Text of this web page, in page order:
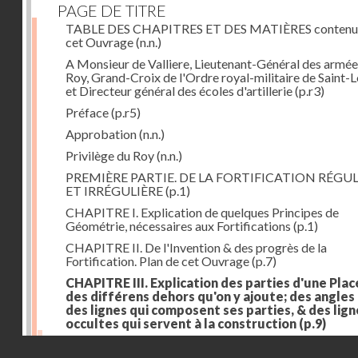
PAGE DE TITRE
TABLE DES CHAPITRES ET DES MATIÈRES
cet Ouvrage(n.n.)
A Monsieur de Valliere, Lieutenant-Général des
Roy, Grand-Croix de l'Ordre royal-militaire de Saint-
et Directeur général des écoles d'artillerie(p.r3)
Préface(p.r5)
Approbation(n.n.)
Privilège du Roy(n.n.)
PREMIÈRE PARTIE. DE LA FORTIFICATION
ET IRRÉGULIÈRE(p.1)
CHAPITRE I. Explication de quelques Principes de
Géométrie, nécessaires aux Fortifications (p.1)
CHAPITRE II. De l'Invention & des progrès de la
Fortification. Plan de cet Ouvrage(p.7)
CHAPITRE III. Explication des parties d'une
des différens dehors qu'on y ajoute; des angles
des lignes qui composent ses parties, & des
occultes qui servent à la construction (p.9)
Des lignes & des angles qui composent les parties